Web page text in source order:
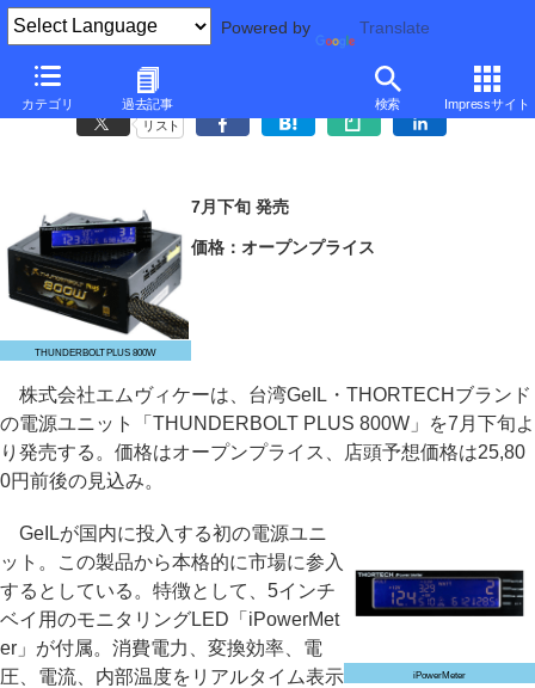
Powered by Translate
カテゴリ 過去記事 検索 Impressサイト
GeIL、モニタリングLED付属の80PLUS GOLD認証800W電源
リスト
THUNDERBOLT PLUS 800W
7月下旬 発売
価格：オープンプライス
株式会社エムヴィケーは、台湾GeIL・THORTECHブランド
の電源ユニット「THUNDERBOLT PLUS 800W」を7月下旬よ
り発売する。価格はオープンプライス、店頭予想価格は25,80
0円前後の見込み。
iPowerMeter
GeILが国内に投入する初の電源ユニ
ット。この製品から本格的に市場に参入
するとしている。特徴として、5インチ
ベイ用のモニタリングLED「iPowerMet
er」が付属。消費電力、変換効率、電
圧、電流、内部温度をリアルタイム表示